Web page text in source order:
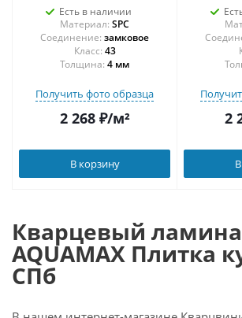
Есть в наличии
Материал: SPC
Соединение: замковое
43
Толщина: 4 мм
Получить фото образца
2 268₽/м²
В корзину
2
Кварцевый
AQUAMAX Плитка
СПб